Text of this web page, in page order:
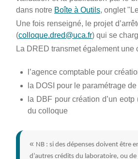
dans notre Boîte à Outils, onglet
Une fois renseigné, le projet
(colloque.dred@uca.fr) qui se
La DRED transmet également une
l’agence comptable pour
la DOSI pour le paramétrage
la DBF pour création d’un
du colloque
NB : si des dépenses doivent être
d’autres crédits du laboratoire, ou